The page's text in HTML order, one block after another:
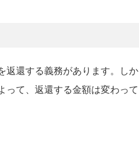
返還する義務があります。しか
って、返還する金額は変わって